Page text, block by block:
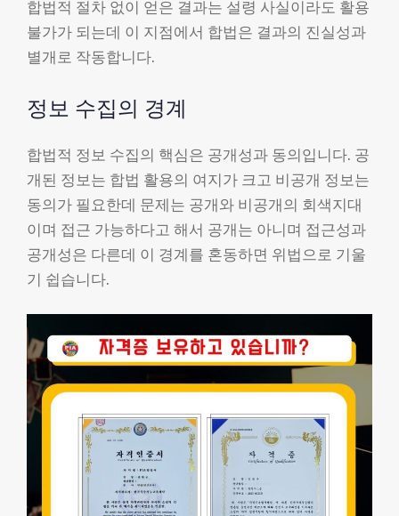
합법적 절차 없이 얻은 결과는 설령 사실이라도 활용
불가가 되는데 이 지점에서 합법은 결과의 진실성과
별개로 작동합니다.
정보 수집의 경계
합법적 정보 수집의 핵심은 공개성과 동의입니다. 공
개된 정보는 합법 활용의 여지가 크고 비공개 정보는
동의가 필요한데 문제는 공개와 비공개의 회색지대
이며 접근 가능하다고 해서 공개는 아니며 접근성과
공개성은 다른데 이 경계를 혼동하면 위법으로 기울
기 쉽습니다.